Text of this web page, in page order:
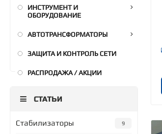
ИНСТРУМЕНТ И
ОБОРУДОВАНИЕ
АВТОТРАНСФОРМАТОРЫ
ЗАЩИТА И КОНТРОЛЬ СЕТИ
РАСПРОДАЖА / АКЦИИ
СТАТЬИ
Стабилизаторы 9